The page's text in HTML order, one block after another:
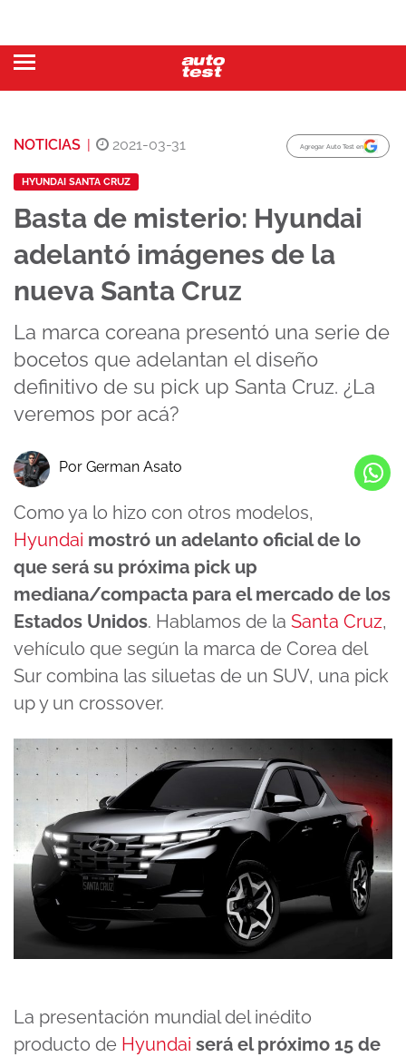
NOTICIAS | 2021-03-31 Agregar Auto Test en
HYUNDAI SANTA CRUZ
Basta de misterio: Hyundai
adelantó imágenes de la
nueva Santa Cruz
La marca coreana presentó una serie de
bocetos que adelantan el diseño
definitivo de su pick up Santa Cruz. ¿La
veremos por acá?
Por German Asato
Como ya lo hizo con otros modelos,
Hyundai mostró un adelanto oficial de lo
que será su próxima pick up
mediana/compacta para el mercado de los
Estados Unidos. Hablamos de la Santa Cruz,
vehículo que según la marca de Corea del
Sur combina las siluetas de un SUV, una pick
up y un crossover.
La presentación mundial del inédito
producto de Hyundai será el próximo 15 de